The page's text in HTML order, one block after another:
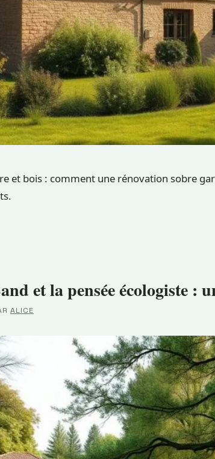
et bois : comment une rénovation sobre
et la pensée écologiste
ALICE